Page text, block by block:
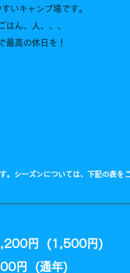
いキャンプ場です。
はん、人、、、
最高の休日を！
。シーズンについては、下記の表をご
円 (1,500円)
円 (通年)​